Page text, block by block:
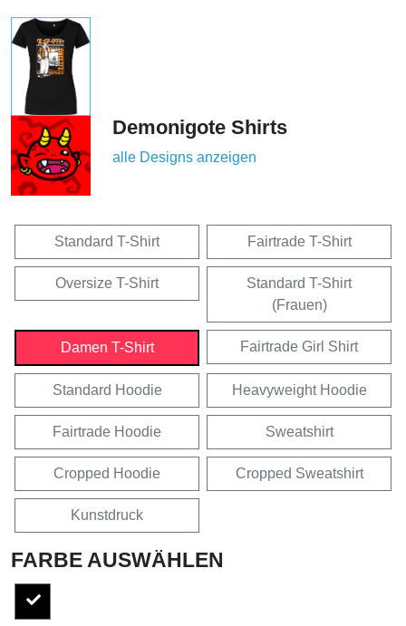
Demonigote Shirts
alle Designs anzeigen
Standard T-Shirt Fairtrade T-Shirt
Oversize T-Shirt
Standard T-Shirt
(Frauen)
Damen T-Shirt Fairtrade Girl Shirt
Standard Hoodie Heavyweight Hoodie
Fairtrade Hoodie Sweatshirt
Cropped Hoodie Cropped Sweatshirt
Kunstdruck
FARBE AUSWÄHLEN